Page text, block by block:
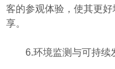
客的参观体验，使其更
享。
6.环境监测与可持续